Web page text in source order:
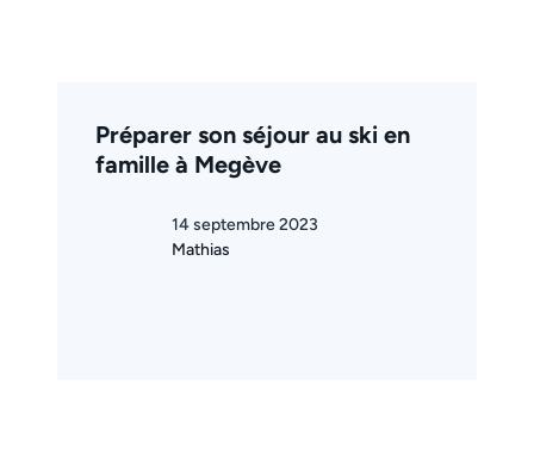
Préparer son séjour au ski en
famille à Megève
14 septembre 2023
Mathias